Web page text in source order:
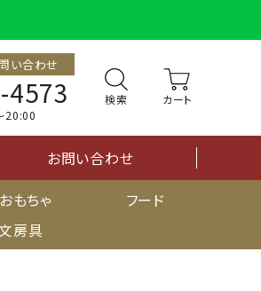
い合わせ
20:00
検索
お問い合わせ
おもちゃ
フード
房具